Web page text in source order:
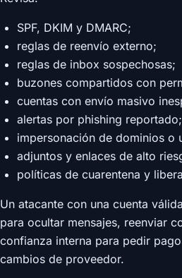
SPF, DKIM y DMARC;
reglas de reenvío externo;
reglas de inbox sospechosas;
buzones compartidos con
cuentas con envío masivo
alertas por phishing reportado;
impersonación de dominios o
adjuntos y enlaces de alto
políticas de cuarentena y
Un atacante con una cuenta
para ocultar mensajes, reenviar
confianza interna para pedir
cambios de proveedor.